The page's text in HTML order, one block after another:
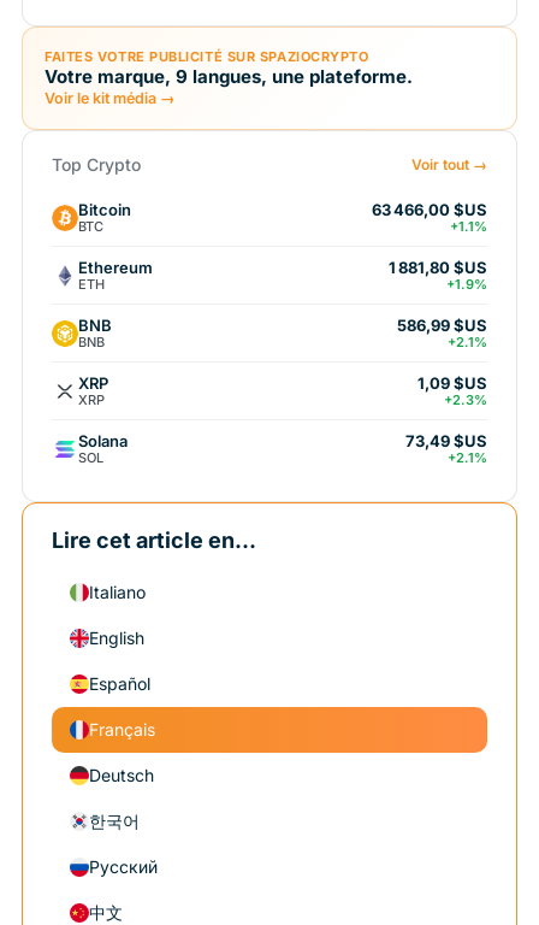
FAITES VOTRE PUBLICITÉ SUR SPAZIOCRYPTO
Votre marque, 9 langues, une plateforme.
Voir le kit média →
Top Crypto Voir tout →
Bitcoin
BTC
63 466,00 $US
+1.1%
Ethereum
ETH
1 881,80 $US
+1.9%
BNB
BNB
586,99 $US
+2.1%
XRP
XRP
1,09 $US
+2.3%
Solana
SOL
73,49 $US
+2.1%
Lire cet article en...
Italiano
English
Español
Français
Deutsch
한국어
Русский
中文